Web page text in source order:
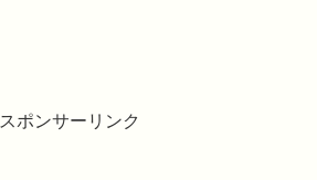
スポンサーリンク